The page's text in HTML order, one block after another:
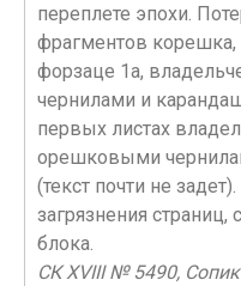
переплете эпохи.
фрагментов корешка,
форзаце 1а,
чернилами и
первых листах
орешковыми
(текст почти не
загрязнения
блока.
СК XVIII № 5490,